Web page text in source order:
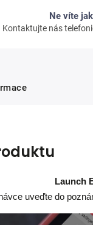
Ne víte
Kontaktujte nás
Launch
uveďte do